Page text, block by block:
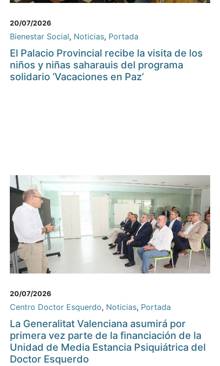
20/07/2026
Bienestar Social, Noticias, Portada
El Palacio Provincial recibe la visita de los
niños y niñas saharauis del programa
solidario ‘Vacaciones en Paz’
20/07/2026
Centro Doctor Esquerdo, Noticias, Portada
La Generalitat Valenciana asumirá por
primera vez parte de la financiación de la
Unidad de Media Estancia Psiquiátrica del
Doctor Esquerdo